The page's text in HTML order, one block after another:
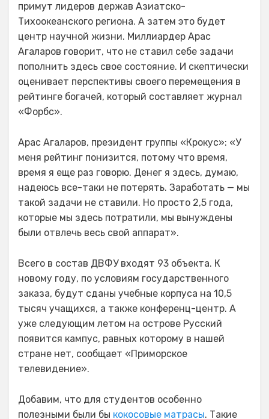
примут лидеров держав Азиатско-
Тихоокеанского региона. А затем это будет
центр научной жизни. Миллиардер Арас
Агаларов говорит, что не ставил себе задачи
пополнить здесь свое состояние. И скептически
оценивает перспективы своего перемещения в
рейтинге богачей, который составляет журнал
«Форбс».
Арас Агаларов, президент группы «Крокус»: «У
меня рейтинг понизится, потому что время,
время я еще раз говорю. Денег я здесь, думаю,
надеюсь все-таки не потерять. Заработать — мы
такой задачи не ставили. Но просто 2,5 года,
которые мы здесь потратили, мы вынуждены
были отвлечь весь свой аппарат».
Всего в состав ДВФУ входят 93 объекта. К
новому году, по условиям государственного
заказа, будут сданы учебные корпуса на 10,5
тысяч учащихся, а также конференц-центр. А
уже следующим летом на острове Русский
появится кампус, равных которому в нашей
стране нет, сообщает «Приморское
телевидение».
Добавим, что для студентов особенно
полезными были бы кокосовые матрасы. Такие